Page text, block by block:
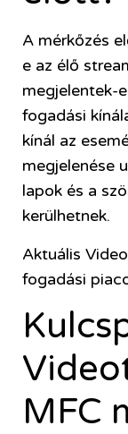
A mérkőzés
e az élő
megjelentek-
fogadási
kínál az
megjelenése
lapok és a
kerülhetnek.
Aktuális
fogadási
MFC